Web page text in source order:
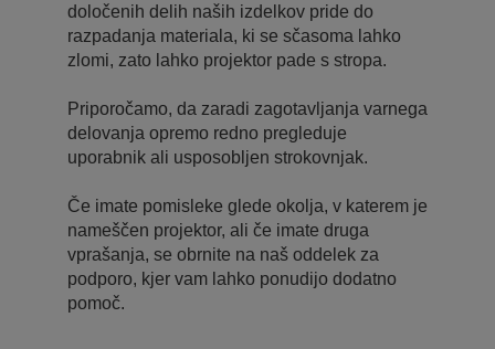
določenih delih naših izdelkov pride do
razpadanja materiala, ki se sčasoma lahko
zlomi, zato lahko projektor pade s stropa.
Priporočamo, da zaradi zagotavljanja varnega
delovanja opremo redno pregleduje
uporabnik ali usposobljen strokovnjak.
Če imate pomisleke glede okolja, v katerem je
nameščen projektor, ali če imate druga
vprašanja, se obrnite na naš oddelek za
podporo, kjer vam lahko ponudijo dodatno
pomoč.